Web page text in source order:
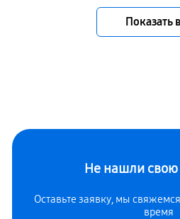
Показать
Не нашли свою
Оставьте заявку, мы
время